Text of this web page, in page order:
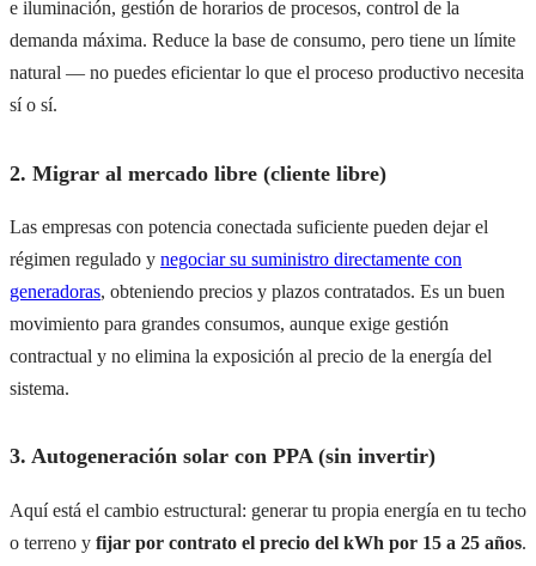
e iluminación, gestión de horarios de procesos, control de la
demanda máxima. Reduce la base de consumo, pero tiene un límite
natural — no puedes eficientar lo que el proceso productivo necesita
sí o sí.
2. Migrar al mercado libre (cliente libre)
Las empresas con potencia conectada suficiente pueden dejar el
régimen regulado y negociar su suministro directamente con
generadoras, obteniendo precios y plazos contratados. Es un buen
movimiento para grandes consumos, aunque exige gestión
contractual y no elimina la exposición al precio de la energía del
sistema.
3. Autogeneración solar con PPA (sin invertir)
Aquí está el cambio estructural: generar tu propia energía en tu techo
o terreno y fijar por contrato el precio del kWh por 15 a 25 años.